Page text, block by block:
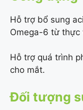
Hỗ trợ bổ sung
Omega-6 từ thực
Hỗ trợ quá trình
cho mắt.
Đối tượng